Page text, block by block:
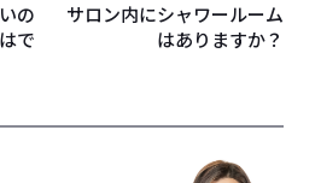
の
で
サロン内にシャワールーム
はありますか？